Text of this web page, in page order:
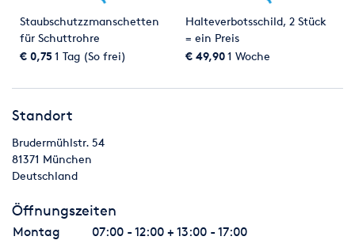
Staubschutzzmanschetten
für Schuttrohre
€ 0,751 Tag (So frei)
Halteverbotsschild, 2 Stück
= ein Preis
€ 49,901 Woche
Standort
Brudermühlstr. 54
81371 München
Deutschland
Öffnungszeiten
Montag
07:00 - 12:00 + 13:00 - 17:00